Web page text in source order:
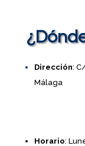
Dirección:
Málaga
Horario: